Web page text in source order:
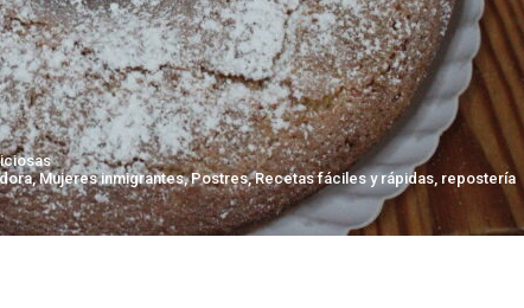
,Mujeres inmigrantes,Postres,Recetas fáciles y rápidas, repostería